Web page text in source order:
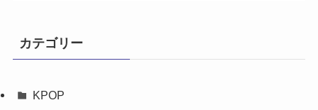
カテゴリー
KPOP